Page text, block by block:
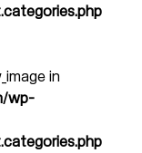
in
wp-